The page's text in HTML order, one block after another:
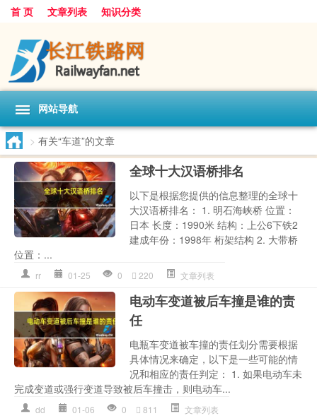
首 页 文章列表 知识分类
网站导航
> 有关“车道”的文章
全球十大汉语桥排名
以下是根据您提供的信息整理的全球十
大汉语桥排名： 1. 明石海峡桥 位置：
日本 长度：1990米 结构：上公6下铁2
建成年份：1998年 桁架结构 2. 大带桥
位置：...
rr 01-25 0 220 文章列表
电动车变道被后车撞是谁的责
任
电瓶车变道被车撞的责任划分需要根据
具体情况来确定，以下是一些可能的情
况和相应的责任判定： 1. 如果电动车未
完成变道或强行变道导致被后车撞击，则电动车...
dd 01-06 0 811 文章列表